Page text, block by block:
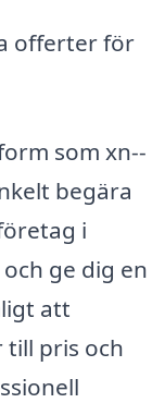
offerter för
som xn--
begära
i
ge dig en
att
pris och